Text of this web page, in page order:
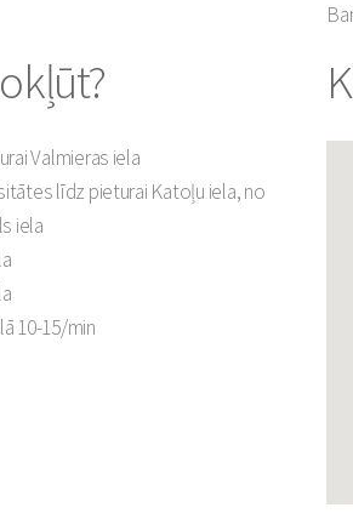
Valmieras iela
līdz pieturai Katoļu iela, no
iela
10-15/min